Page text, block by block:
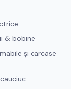
& bobine
și carcase